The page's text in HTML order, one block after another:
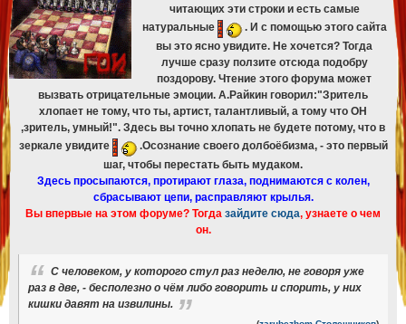
читающих эти строки и есть самые
натуральные
. И с помощью этого сайта
вы это ясно увидите. Не хочется? Тогда
лучше сразу ползите отсюда подобру
поздорову. Чтение этого форума может
вызвать отрицательные эмоции. А.Райкин говорил:"Зритель
хлопает не тому, что ты, артист, талантливый, а тому что ОН
,зритель, умный!". Здесь вы точно хлопать не будете потому, что в
зеркале увидите
.Осознание своего долбоёбизма, - это первый
шаг, чтобы перестать быть мудаком.
Здесь просыпаются, протирают глаза, поднимаются с колен,
сбрасывают цепи, расправляют крылья.
Вы впервые на этом форуме? Тогда зайдите сюда, узнаете о чем
он.
С человеком, у которого стул раз неделю, не говоря уже
раз в две, - бесполезно о чём либо говорить и спорить, у них
кишки давят на извилины.